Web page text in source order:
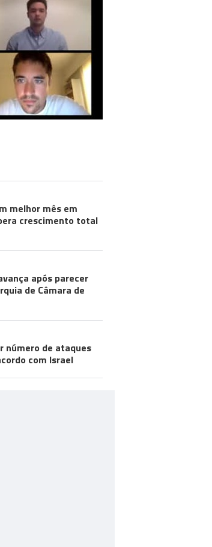
melhor mês em
crescimento total
após parecer
de Câmara de
número de ataques
com Israel